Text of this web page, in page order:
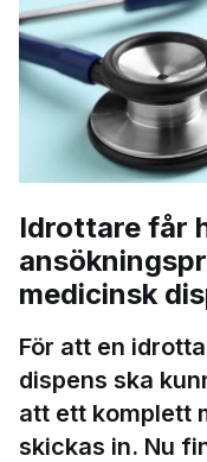
Idrottare får
medicinsk
För att en
dispens ska
att ett komplett
skickas in. Nu